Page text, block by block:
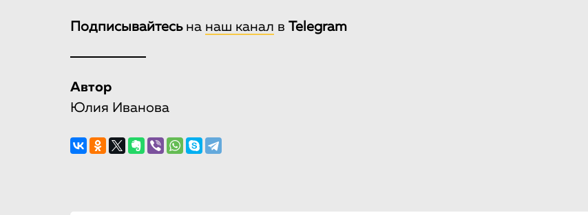
Подписывайтесьна наш канал в Telegram
Автор
Юлия Иванова